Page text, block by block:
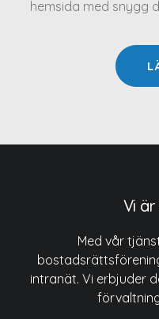
hemsida med snygg
Vi
Med vår
intranät. Vi erbjuder